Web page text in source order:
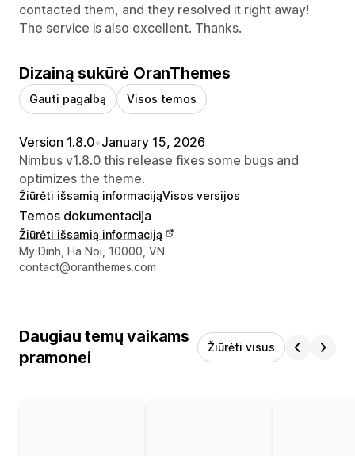
contacted them, and they resolved it right away!
The service is also excellent. Thanks.
Dizainą sukūrė OranThemes
Gauti pagalbą Visos temos
Version 1.8.0•January 15, 2026
Nimbus v1.8.0 this release fixes some bugs and
optimizes the theme.
Žiūrėti išsamią informacijąVisos versijos
Temos dokumentacija
Žiūrėti išsamią informaciją
Kūrėjo kontaktiniai duomenys
My Dinh, Ha Noi, 10000, VN
contact@oranthemes.com
Daugiau temų vaikams
pramonei
Žiūrėti visus